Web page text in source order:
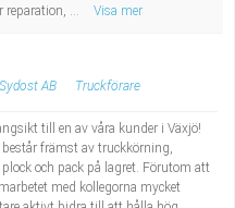
reparation, ...
Visa mer
AB Truckförare
till en av våra kunder i Växjö!
främst av truckkörning,
och pack på lagret. Förutom att
med kollegorna mycket